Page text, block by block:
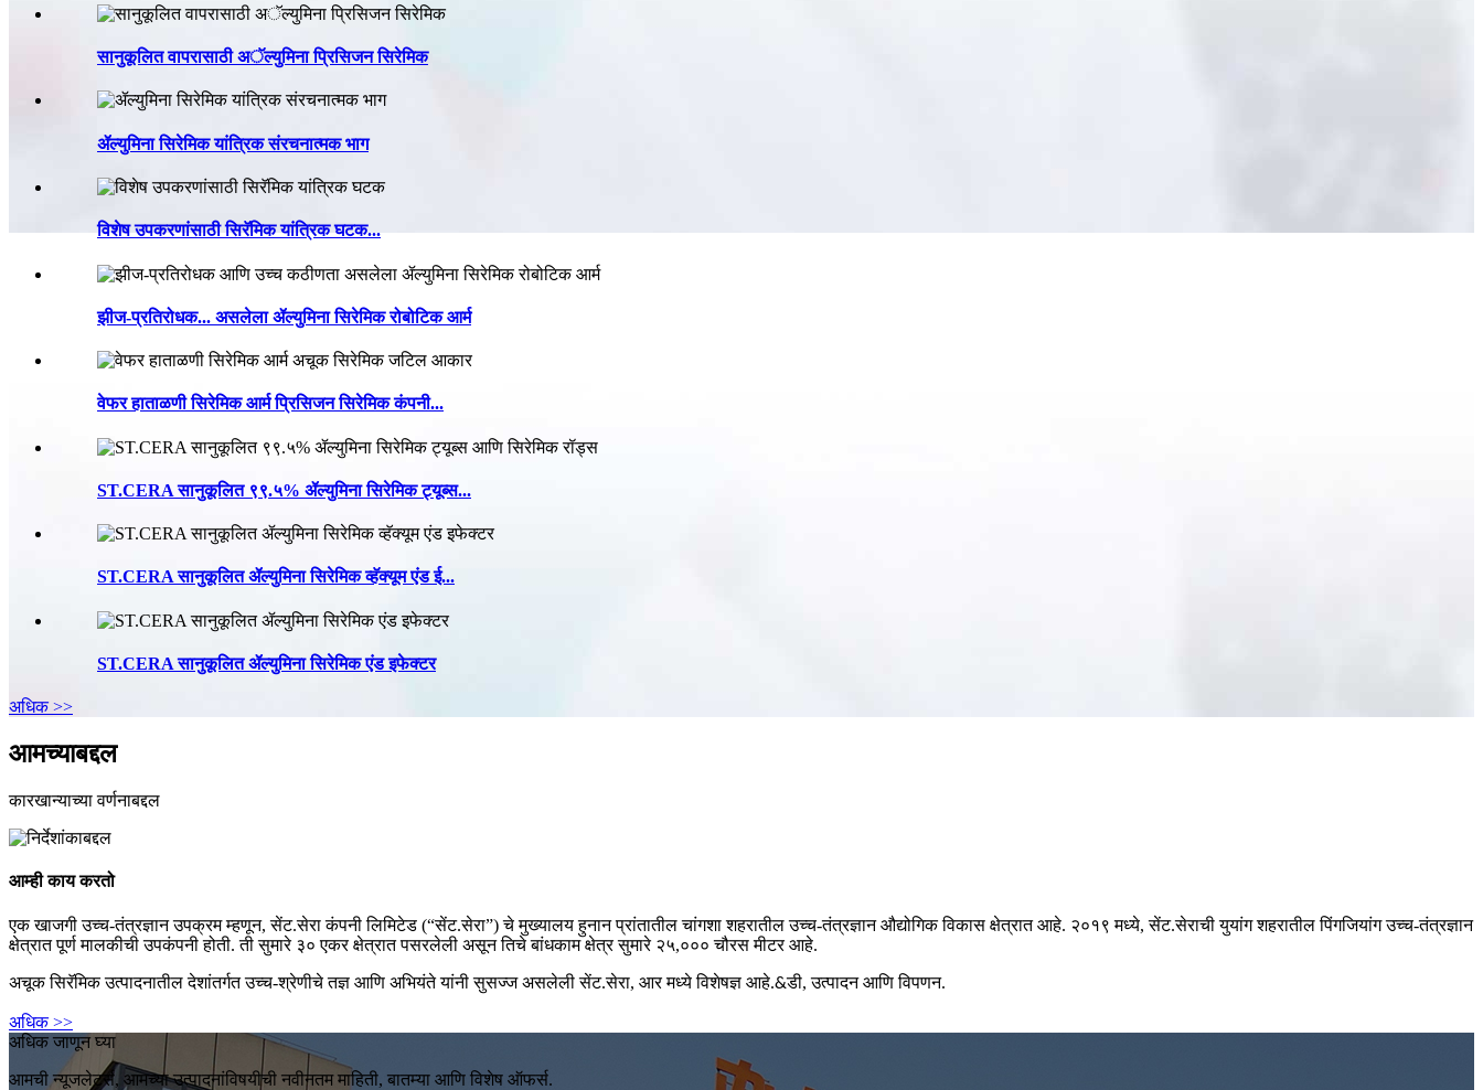
सानुकूलित वापरासाठी अॅल्युमिना प्रिसिजन सिरेमिक
ॲल्युमिना सिरेमिक यांत्रिक संरचनात्मक भाग
विशेष उपकरणांसाठी सिरॅमिक यांत्रिक घटक...
झीज-प्रतिरोधक... असलेला ॲल्युमिना सिरेमिक रोबोटिक आर्म
वेफर हाताळणी सिरेमिक आर्म प्रिसिजन सिरेमिक कंपनी...
ST.CERA सानुकूलित ९९.५% ॲल्युमिना सिरेमिक ट्यूब्स...
ST.CERA सानुकूलित ॲल्युमिना सिरेमिक व्हॅक्यूम एंड ई...
ST.CERA सानुकूलित ॲल्युमिना सिरेमिक एंड इफेक्टर
अधिक >>
आमच्याबद्दल
कारखान्याच्या वर्णनाबद्दल
आम्ही काय करतो
एक खाजगी उच्च-तंत्रज्ञान उपक्रम म्हणून, सेंट.सेरा कंपनी लिमिटेड (“सेंट.सेरा”) चे मुख्यालय हुनान प्रांतातील चांगशा शहरातील उच्च-तंत्रज्ञान औद्योगिक विकास क्षेत्रात आहे. २०१९ मध्ये, सेंट.सेराची युयांग शहरातील पिंगजियांग उच्च-तंत्रज्ञान
क्षेत्रात पूर्ण मालकीची उपकंपनी होती. ती सुमारे ३० एकर क्षेत्रात पसरलेली असून तिचे बांधकाम क्षेत्र सुमारे २५,००० चौरस मीटर आहे.
अचूक सिरॅमिक उत्पादनातील देशांतर्गत उच्च-श्रेणीचे तज्ञ आणि अभियंते यांनी सुसज्ज असलेली सेंट.सेरा, आर मध्ये विशेषज्ञ आहे.&डी, उत्पादन आणि विपणन.
अधिक >>
अधिक जाणून घ्या
आमची न्यूजलेटर्स, आमच्या उत्पादनांविषयीची नवीनतम माहिती, बातम्या आणि विशेष ऑफर्स.